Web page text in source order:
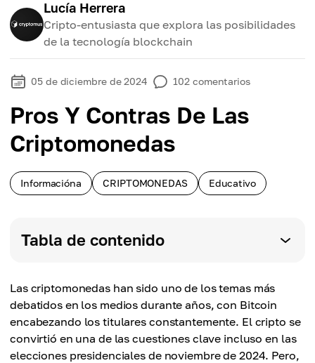
Lucía Herrera
Cripto-entusiasta que explora las posibilidades
de la tecnología blockchain
05 de diciembre de 2024 102 comentarios
Pros Y Contras De Las
Criptomonedas
Informacióna CRIPTOMONEDAS Educativo
Tabla de contenido
Las criptomonedas han sido uno de los temas más
debatidos en los medios durante años, con Bitcoin
encabezando los titulares constantemente. El cripto se
convirtió en una de las cuestiones clave incluso en las
elecciones presidenciales de noviembre de 2024. Pero,